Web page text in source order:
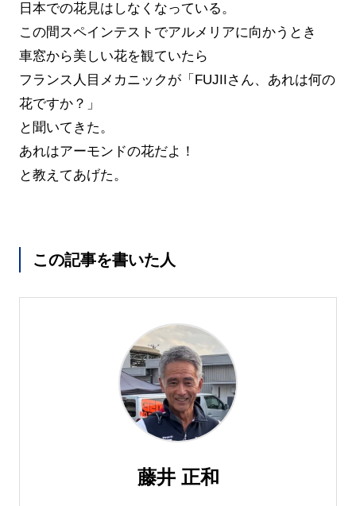
日本での花見はしなくなっている。
この間スペインテストでアルメリアに向かうとき
車窓から美しい花を観ていたら
フランス人目メカニックが「FUJIIさん、あれは何の
花ですか？」
と聞いてきた。
あれはアーモンドの花だよ！
と教えてあげた。
この記事を書いた人
藤井 正和